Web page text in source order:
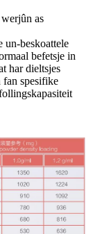
as
un-beskoattele
befetsje in
har dieltsjes
fan spesifike